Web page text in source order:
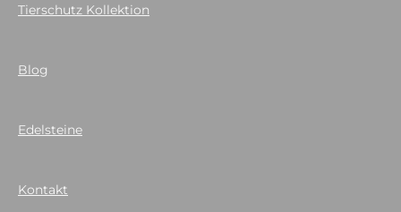
Tierschutz Kollektion
Blog
Edelsteine
Kontakt